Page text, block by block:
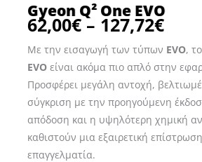
Gyeon Q² One EVO
62,00€ – 127,72€Price
Με την εισαγωγή των τύπων EVO, το
EVOείναι ακόμα πιο απλό στην
Προσφέρει μεγάλη αντοχή,
σύγκριση με την προηγούμενη
απόδοση και η υψηλότερη χημική
καθιστούν μια εξαιρετική
επαγγελματία.